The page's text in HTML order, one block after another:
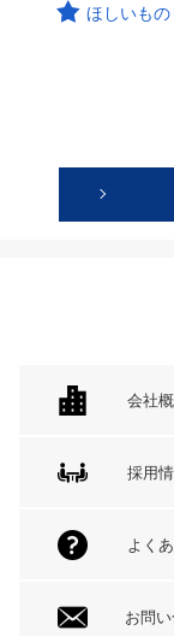
ほしいも
会社
採用
よく
お問